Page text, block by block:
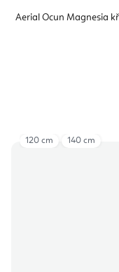
Aerial Ocun Magnesia
120 cm 140 cm